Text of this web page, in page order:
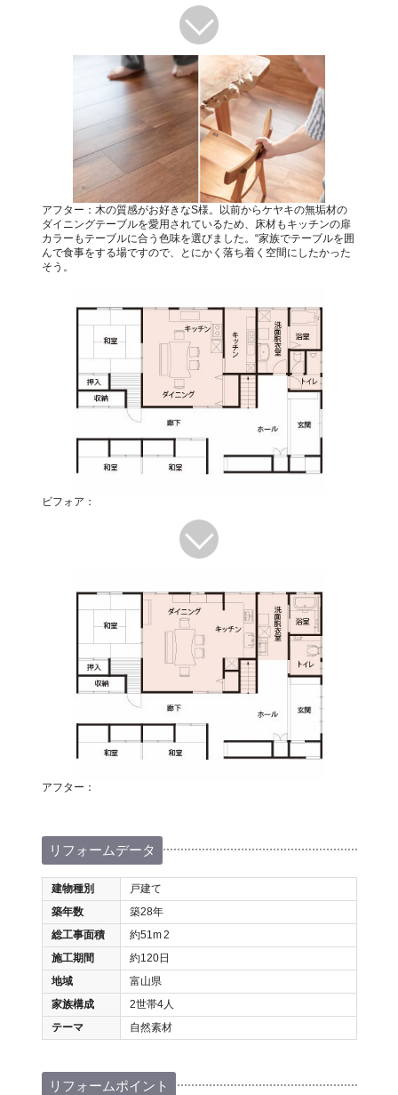
アフター：木の質感がお好きなS様。以前からケヤキの無垢材の
ダイニングテーブルを愛用されているため、床材もキッチンの扉
カラーもテーブルに合う色味を選びました。“家族でテーブルを囲
んで食事をする場ですので、とにかく落ち着く空間にしたかった
そう。
ビフォア：
アフター：
リフォームデータ
建物種別
戸建て
築年数
築28年
総工事面積
約51m2
施工期間
約120日
地域
富山県
家族構成
2世帯4人
テーマ
自然素材
リフォームポイント